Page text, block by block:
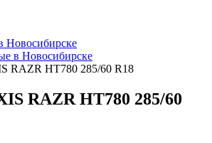
Новосибирске
в Новосибирске
HT780 285/60 R18
RAZR HT780 285/60